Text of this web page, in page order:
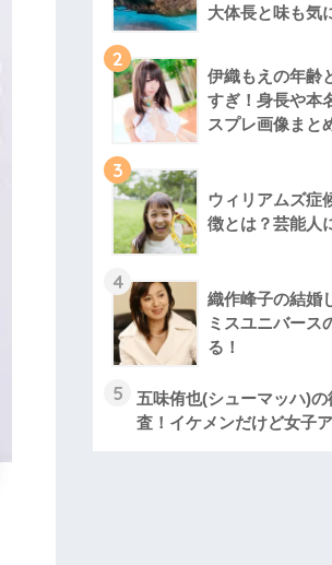
大体長と味も気
2
伊織もえの年齢
すぎ！身長や本
スプレ画像まと
3
ウィリアムズ症
徴とは？芸能人
4
織作峰子の結婚
ミスユニバース
る！
5
五味侑也(シューマッハ)の
査！イケメンだけど女子